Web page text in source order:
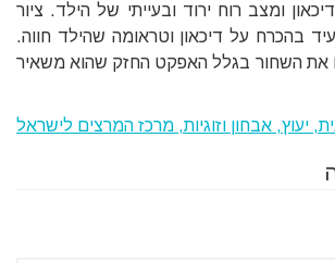
ומצב רוח ירוד ובעייתי של הילד. ציור
בהכרח על דיכאון וטראומה שהילד חווה.
את השחור בגלל האפקט החזק שהוא משאיר
יעוץ, אבחון וזוגיות, מרכז המרצים לישראל